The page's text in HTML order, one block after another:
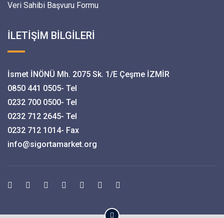
Veri Sahibi Başvuru Formu
İLETİŞİM BİLGİLERİ
İsmet İNÖNÜ Mh. 2075 Sk. 1/E Çeşme İZMİR
0850 441 0505- Tel
0232 700 0500- Tel
0232 712 2645- Tel
0232 712 1014- Fax
info@sigortamarket.org